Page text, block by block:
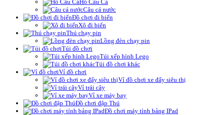
Hồ Câu Cá
Câu cá nước
Đồ chơi đi biển
Xô đi biển
Thú chạy pin
Lồng đèn chạy pin
Túi đồ chơi
Túi xếp hình Lego
Túi đồ chơi khác
Vỉ đồ chơi
Vỉ đồ chơi xe đẩy siêu thị
Vỉ trái cây
Vỉ xe máy bay
Đồ chơi đập Thú
Đồ chơi máy tính bảng IPad